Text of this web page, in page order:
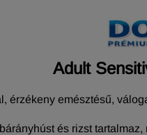
Adult
érzékeny emésztésű,
bárányhúst és rizst